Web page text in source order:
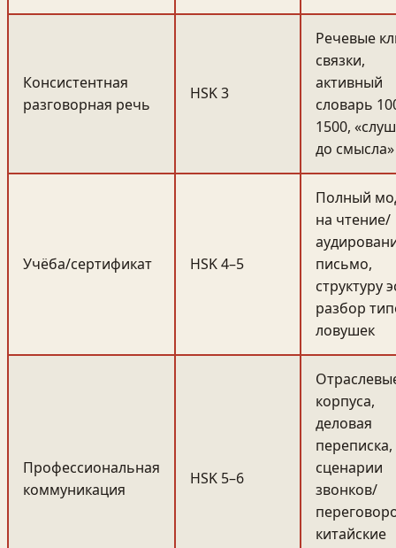
Консистентная
разговорная речь
HSK 3
Речевые
связки,
активный
словарь
1500,
до смысла»
Учёба/сертификат HSK 4–5
Полный
на чтение/
письмо,
структуру
разбор
ловушек
Профессиональная
коммуникация
HSK 5–6
корпуса,
деловая
переписка,
сценарии
звонков/
китайские